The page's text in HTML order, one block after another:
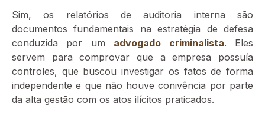
Sim, os relatórios de auditoria interna são
documentos fundamentais na estratégia de defesa
conduzida por um advogado criminalista. Eles
servem para comprovar que a empresa possuía
controles, que buscou investigar os fatos de forma
independente e que não houve conivência por parte
da alta gestão com os atos ilícitos praticados.